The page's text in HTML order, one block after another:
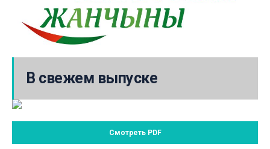
В свежем выпуске
Смотреть PDF